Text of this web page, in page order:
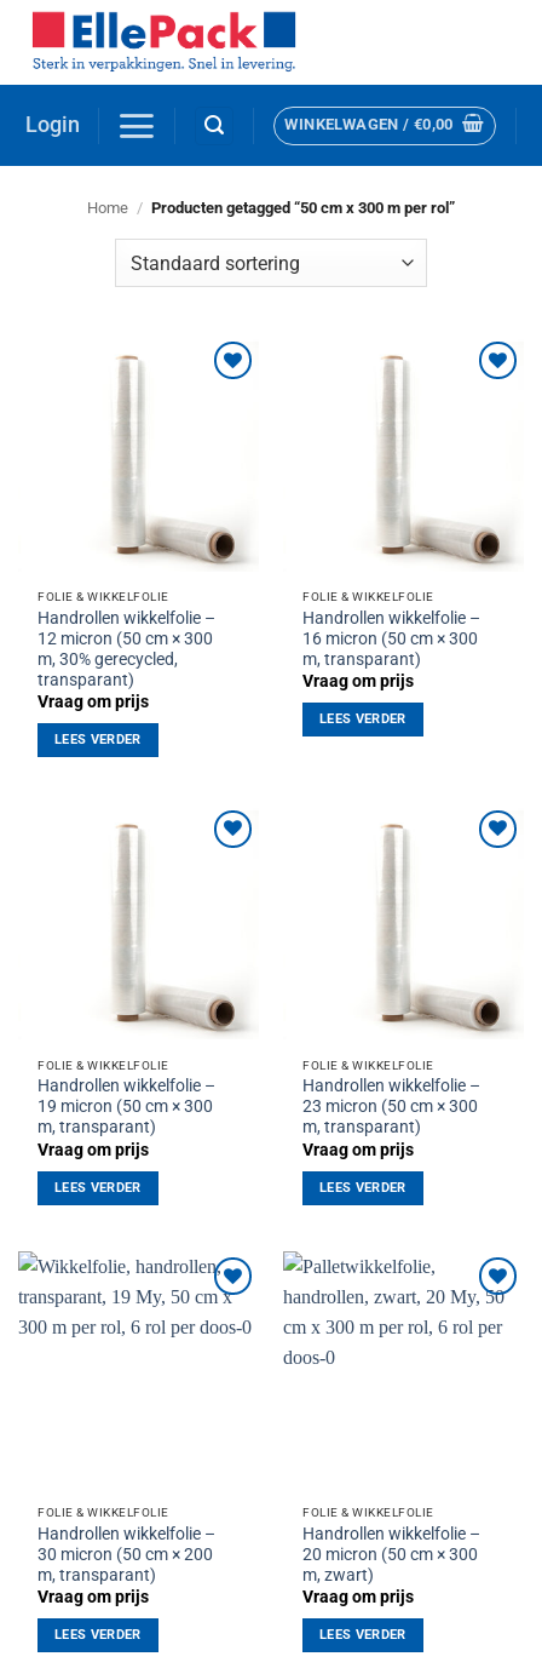
naar
inhoud
Login WINKELWAGEN / €0,00
Home / Producten getagged “50 cm x 300 m per rol”
FOLIE & WIKKELFOLIE
Handrollen wikkelfolie –
12 micron (50 cm × 300
m, 30% gerecycled,
transparant)
Vraag om prijs
LEES VERDER
FOLIE & WIKKELFOLIE
Handrollen wikkelfolie –
16 micron (50 cm × 300
m, transparant)
Vraag om prijs
LEES VERDER
FOLIE & WIKKELFOLIE
Handrollen wikkelfolie –
19 micron (50 cm × 300
m, transparant)
Vraag om prijs
LEES VERDER
FOLIE & WIKKELFOLIE
Handrollen wikkelfolie –
23 micron (50 cm × 300
m, transparant)
Vraag om prijs
LEES VERDER
aan
FOLIE & WIKKELFOLIE
Handrollen wikkelfolie –
30 micron (50 cm × 200
m, transparant)
Vraag om prijs
LEES VERDER
Toevoegen
aan
FOLIE & WIKKELFOLIE
Handrollen wikkelfolie –
20 micron (50 cm × 300
m, zwart)
Vraag om prijs
LEES VERDER